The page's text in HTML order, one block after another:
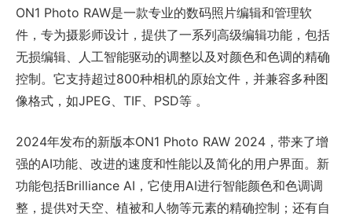
ON1 Photo RAW是一款专业的数码照片编辑和管理软
件，专为摄影师设计，提供了一系列高级编辑功能，包括
无损编辑、人工智能驱动的调整以及对颜色和色调的精确
控制。它支持超过800种相机的原始文件，并兼容多种图
像格式，如JPEG、TIF、PSD等 。
2024年发布的新版本ON1 Photo RAW 2024，带来了增
强的AI功能、改进的速度和性能以及简化的用户界面。新
功能包括Brilliance AI，它使用AI进行智能颜色和色调调
整，提供对天空、植被和人物等元素的精确控制；还有自